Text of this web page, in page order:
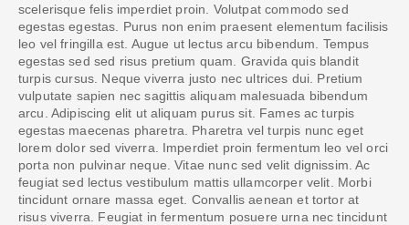
scelerisque felis imperdiet proin. Volutpat commodo sed
egestas egestas. Purus non enim praesent elementum facilisis
leo vel fringilla est. Augue ut lectus arcu bibendum. Tempus
egestas sed sed risus pretium quam. Gravida quis blandit
turpis cursus. Neque viverra justo nec ultrices dui. Pretium
vulputate sapien nec sagittis aliquam malesuada bibendum
arcu. Adipiscing elit ut aliquam purus sit. Fames ac turpis
egestas maecenas pharetra. Pharetra vel turpis nunc eget
lorem dolor sed viverra. Imperdiet proin fermentum leo vel orci
porta non pulvinar neque. Vitae nunc sed velit dignissim. Ac
feugiat sed lectus vestibulum mattis ullamcorper velit. Morbi
tincidunt ornare massa eget. Convallis aenean et tortor at
risus viverra. Feugiat in fermentum posuere urna nec tincidunt